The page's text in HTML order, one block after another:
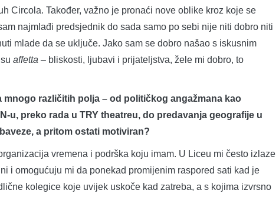
Circola. Također, važno je pronaći nove oblike kroz koje se
najmlađi predsjednik do sada samo po sebi nije niti dobro niti
mlade da se uključe. Jako sam se dobro našao s iskusnim
affetta – bliskosti, ljubavi i prijateljstva, žele mi dobro, to
različitih polja – od političkog angažmana kao
u, preko rada u TRY theatreu, do predavanja geografije u
a pritom ostati motiviran?
vremena i podrška koju imam. U Liceu mi često izlaze
i omogućuju mi da ponekad promijenim raspored sati kad je
kolegice koje uvijek uskoče kad zatreba, a s kojima izvrsno